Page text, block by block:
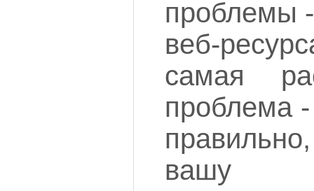
проблемы
веб-
самая
проблема
вашу